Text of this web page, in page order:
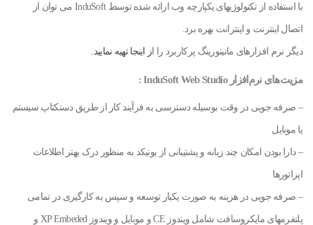
با استفاده از تکنولوژیهای یکپارچه وب ارائه شده توسط InduSoft می توان از
اتصال اینترنت و اینترانت بهره برد.
دیگر نرم افزارهای مانیتورینگ پرکاربرد را از اینجا تهیه نمایید.
مزیت‌های نرم‌افزارInduSoft Web Studio
:
– صرفه جویی در وقت بوسیله دسترسی به فرآیند کار از طریق دستکتاپ سیستم
یا موبایل
– دارا بودن امکان چند زبانه و پشتیبانی از یونیکد به منظور درک بهتر اطلاعات
اپراتورها
– صرفه جویی در هزینه به صورت یکبار توسعه و سپس به کارگیری در تمامی
پلتفرمهای مایکروسافت شامل ویندوز CE و موبایل و ویندوز XP Embeded و